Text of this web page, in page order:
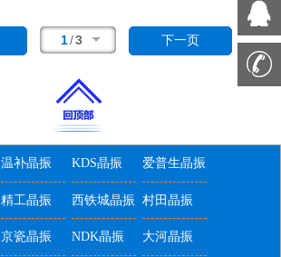
1/3 下一页
温补晶振 KDS晶振 爱普生晶振
精工晶振 西铁城晶振 村田晶振
京瓷晶振 NDK晶振 大河晶振